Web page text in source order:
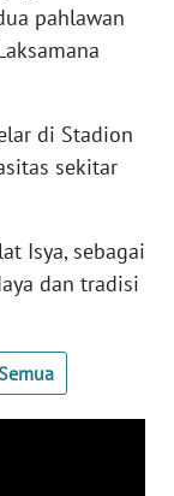
pahlawan
di Stadion
sekitar
Isya, sebagai
dan tradisi